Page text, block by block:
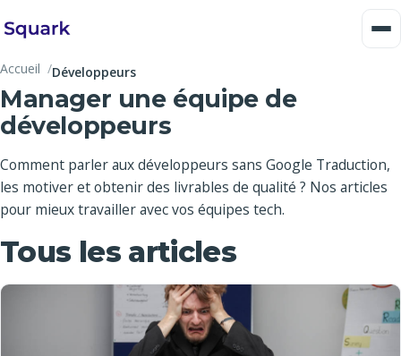
Accueil Développeurs
Manager une équipe de
développeurs
Comment parler aux développeurs sans Google Traduction,
les motiver et obtenir des livrables de qualité ? Nos articles
pour mieux travailler avec vos équipes tech.
Tous les articles